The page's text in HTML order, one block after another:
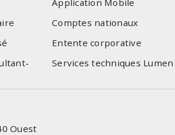
Application Mobile
Comptes nationaux
Entente corporative
Services techniques Lumen
Ouest